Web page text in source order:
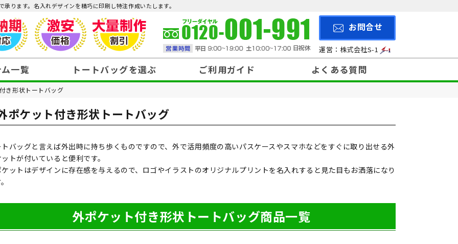
ります。名入れデザインを精巧に印刷し特注作成いたします。
お問合せ
運営：株式会社S-1
一覧 トートバッグを選ぶ
～99円 100円～199円
ご利用ガイド
見積りまでガイド
よくある質問
き形状トートバッグ
ポケット付き形状トートバッグ
バッグと言えば外出時に持ち歩くものですので、外で活用頻度の高いパスケースやスマホなどをすぐに取り出せる外
トが付いていると便利です。
ットはデザインに存在感を与えるので、ロゴやイラストのオリジナルプリントを名入れすると見た目もお洒落になり
外ポケット付き形状トートバッグ商品一覧